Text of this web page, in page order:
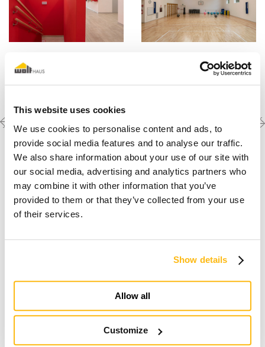
This website uses cookies
We use cookies to personalise content and ads, to
provide social media features and to analyse our traffic.
We also share information about your use of our site with
our social media, advertising and analytics partners who
may combine it with other information that you’ve
provided to them or that they’ve collected from your use
of their services.
Show details
Allow all
Customize
Previous
project
Découvrez les autres
créations
project